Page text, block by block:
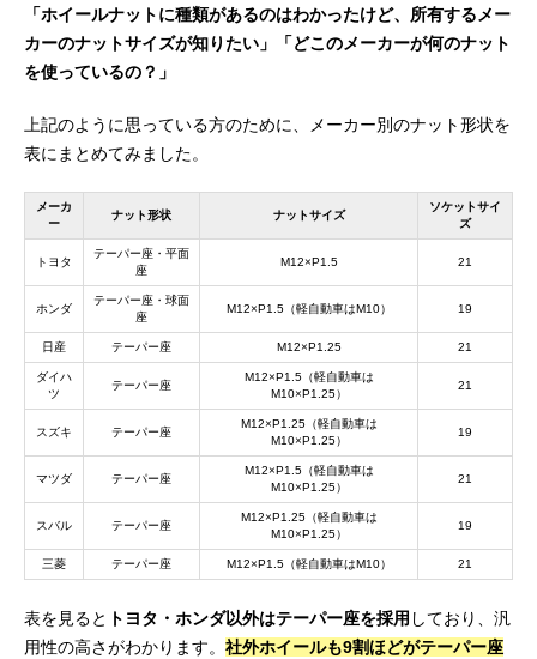
「ホイールナットに種類があるのはわかったけど、所有するメー
カーのナットサイズが知りたい」「どこのメーカーが何のナット
を使っているの？」
上記のように思っている方のために、メーカー別のナット形状を
表にまとめてみました。
メーカ
ー
ナット形状 ナットサイズ
ソケットサイ
ズ
トヨタ
テーパー座・平面
座
M12×P1.5 21
ホンダ
テーパー座・球面
座
M12×P1.5（軽自動車はM10） 19
日産 テーパー座 M12×P1.25 21
ダイハ
ツ
テーパー座
M12×P1.5（軽自動車は
M10×P1.25）
21
スズキ テーパー座
M12×P1.25（軽自動車は
M10×P1.25）
19
マツダ テーパー座
M12×P1.5（軽自動車は
M10×P1.25）
21
スバル テーパー座
M12×P1.25（軽自動車は
M10×P1.25）
19
三菱 テーパー座 M12×P1.5（軽自動車はM10） 21
表を見ると トヨタ・ホンダ以外はテーパー座を採用 しており、汎
用性の高さがわかります。 社外ホイールも9割ほどがテーパー座